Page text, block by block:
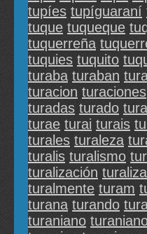
tupíes tupíguaraní
tuque tuqueque
tuquerreña
tuquies tuquito
turaba turaban
turacion turaciones
turadas turado
turae turai turais
turales turaleza
turalis turalismo
turalización
turalmente turam
turana turando
turaniano